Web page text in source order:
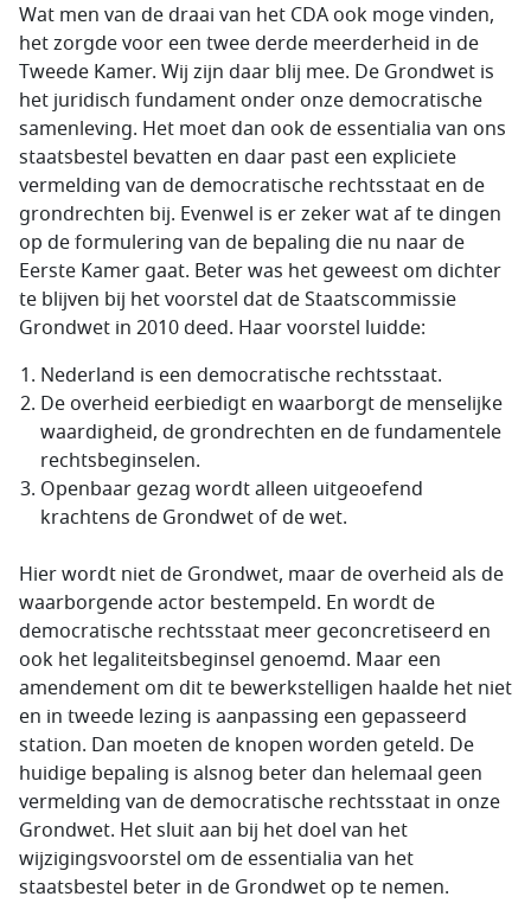
Wat men van de draai van het CDA ook moge vinden,
het zorgde voor een twee derde meerderheid in de
Tweede Kamer. Wij zijn daar blij mee. De Grondwet is
het juridisch fundament onder onze democratische
samenleving. Het moet dan ook de essentialia van ons
staatsbestel bevatten en daar past een expliciete
vermelding van de democratische rechtsstaat en de
grondrechten bij. Evenwel is er zeker wat af te dingen
op de formulering van de bepaling die nu naar de
Eerste Kamer gaat. Beter was het geweest om dichter
te blijven bij het voorstel dat de Staatscommissie
Grondwet in 2010 deed. Haar voorstel luidde:
Nederland is een democratische rechtsstaat.
De overheid eerbiedigt en waarborgt de menselijke
waardigheid, de grondrechten en de fundamentele
rechtsbeginselen.
Openbaar gezag wordt alleen uitgeoefend
krachtens de Grondwet of de wet.
Hier wordt niet de Grondwet, maar de overheid als de
waarborgende actor bestempeld. En wordt de
democratische rechtsstaat meer geconcretiseerd en
ook het legaliteitsbeginsel genoemd. Maar een
amendement om dit te bewerkstelligen haalde het niet
en in tweede lezing is aanpassing een gepasseerd
station. Dan moeten de knopen worden geteld. De
huidige bepaling is alsnog beter dan helemaal geen
vermelding van de democratische rechtsstaat in onze
Grondwet. Het sluit aan bij het doel van het
wijzigingsvoorstel om de essentialia van het
staatsbestel beter in de Grondwet op te nemen.